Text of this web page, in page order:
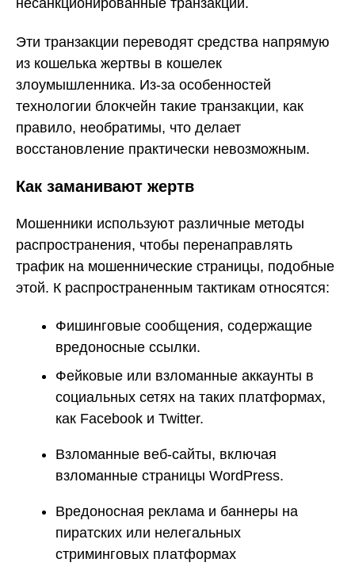
Эти транзакции переводят средства напрямую
из кошелька жертвы в кошелек
злоумышленника. Из-за особенностей
технологии блокчейн такие транзакции, как
правило, необратимы, что делает
восстановление практически невозможным.
Как заманивают жертв
Мошенники используют различные методы
распространения, чтобы перенаправлять
трафик на мошеннические страницы, подобные
этой. К распространенным тактикам относятся:
Фишинговые сообщения, содержащие
вредоносные ссылки.
Фейковые или взломанные аккаунты в
социальных сетях на таких платформах,
как Facebook и Twitter.
Взломанные веб-сайты, включая
взломанные страницы WordPress.
Вредоносная реклама и баннеры на
пиратских или нелегальных
стриминговых платформах